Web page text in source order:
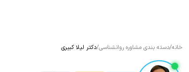
خانه/دسته بندی مشاوره روانشناسی/دکتر لیلا کبیری